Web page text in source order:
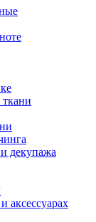
декупажа
аксессуарах